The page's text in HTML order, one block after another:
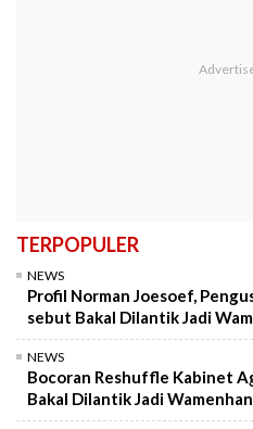
TERPOPULER
NEWS
Profil Norman Joesoef,
sebut Bakal Dilantik Jadi
NEWS
Bocoran Reshuffle Kabinet
Bakal Dilantik Jadi Wamenhan